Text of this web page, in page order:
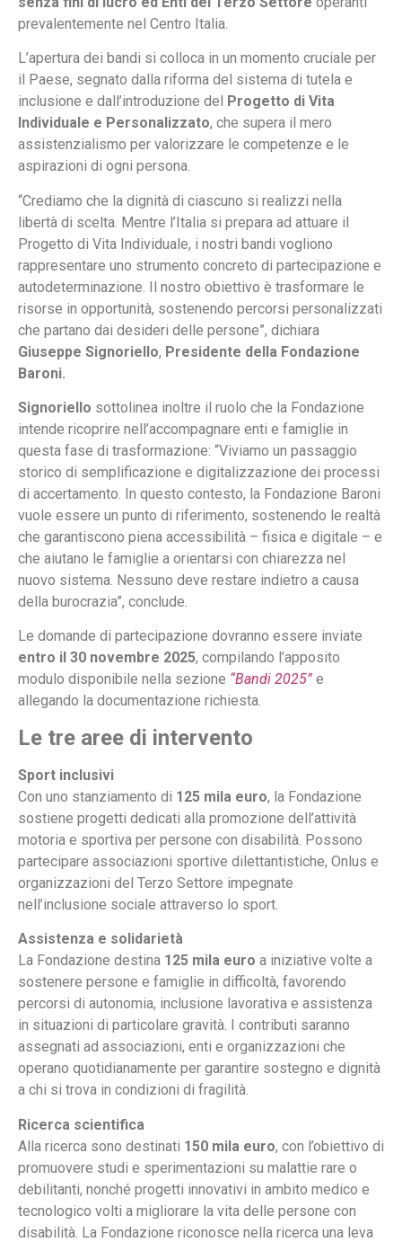
prevalentemente nel Centro Italia.
L’apertura dei bandi si colloca in un momento cruciale per
il Paese, segnato dalla riforma del sistema di tutela e
inclusione e dall’introduzione del
Progetto di Vita
Individuale e Personalizzato, che supera il mero
assistenzialismo per valorizzare le competenze e le
aspirazioni di ogni persona.
“Crediamo che la dignità di ciascuno si realizzi nella
libertà di scelta. Mentre l’Italia si prepara ad attuare il
Progetto di Vita Individuale, i nostri bandi vogliono
rappresentare uno strumento concreto di partecipazione e
autodeterminazione. Il nostro obiettivo è trasformare le
risorse in opportunità, sostenendo percorsi personalizzati
che partano dai desideri delle persone”, dichiara
Giuseppe Signoriello, Presidente della Fondazione
Baroni.
Signoriello sottolinea inoltre il ruolo che la Fondazione
intende ricoprire nell’accompagnare enti e famiglie in
questa fase di trasformazione: “Viviamo un passaggio
storico di semplificazione e digitalizzazione dei processi
di accertamento. In questo contesto, la Fondazione Baroni
vuole essere un punto di riferimento, sostenendo le realtà
che garantiscono piena accessibilità – fisica e digitale – e
che aiutano le famiglie a orientarsi con chiarezza nel
nuovo sistema. Nessuno deve restare indietro a causa
della burocrazia”, conclude.
Le domande di partecipazione dovranno essere inviate
entro il 30 novembre 2025, compilando l’apposito
modulo disponibile nella sezione “Bandi 2025” e
allegando la documentazione richiesta.
Le tre aree di intervento
Sport inclusivi
Con uno stanziamento di 125 mila euro, la Fondazione
sostiene progetti dedicati alla promozione dell’attività
motoria e sportiva per persone con disabilità. Possono
partecipare associazioni sportive dilettantistiche, Onlus e
organizzazioni del Terzo Settore impegnate
nell’inclusione sociale attraverso lo sport.
Assistenza e solidarietà
La Fondazione destina 125 mila euro a iniziative volte a
sostenere persone e famiglie in difficoltà, favorendo
percorsi di autonomia, inclusione lavorativa e assistenza
in situazioni di particolare gravità. I contributi saranno
assegnati ad associazioni, enti e organizzazioni che
operano quotidianamente per garantire sostegno e dignità
a chi si trova in condizioni di fragilità.
Ricerca scientifica
Alla ricerca sono destinati 150 mila euro, con l’obiettivo di
promuovere studi e sperimentazioni su malattie rare o
debilitanti, nonché progetti innovativi in ambito medico e
tecnologico volti a migliorare la vita delle persone con
disabilità. La Fondazione riconosce nella ricerca una leva